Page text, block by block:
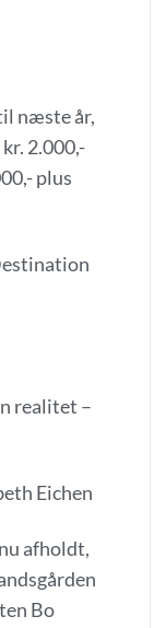
næste år,
2.000,-
plus
realitet –
Eichen
afholdt,
Bo